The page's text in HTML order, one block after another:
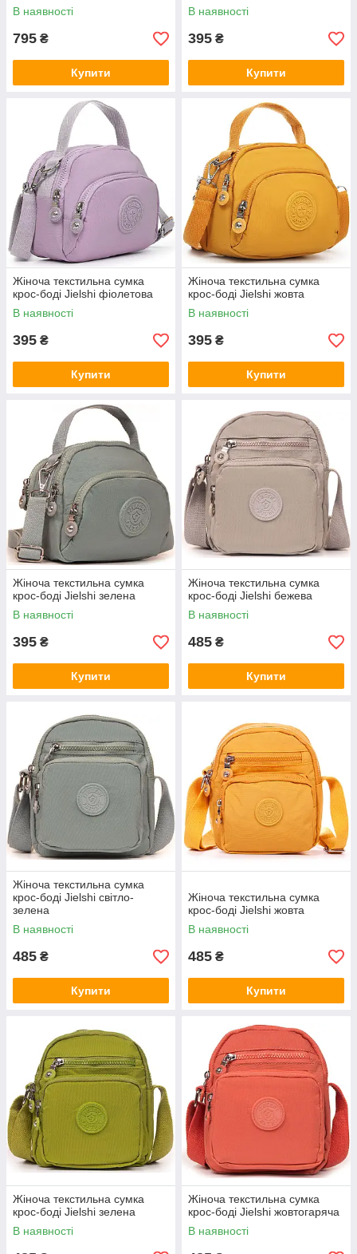
В наявності
795 ₴
Купити
В наявності
395 ₴
Купити
Жіноча текстильна сумка
крос-боді Jielshi фіолетова
В наявності
395 ₴
Купити
Жіноча текстильна сумка
крос-боді Jielshi жовта
В наявності
395 ₴
Купити
Жіноча текстильна сумка
крос-боді Jielshi зелена
В наявності
395 ₴
Купити
Жіноча текстильна сумка
крос-боді Jielshi бежева
В наявності
485 ₴
Купити
Жіноча текстильна сумка
крос-боді Jielshi світло-
зелена
В наявності
485 ₴
Купити
Жіноча текстильна сумка
крос-боді Jielshi жовта
В наявності
485 ₴
Купити
Жіноча текстильна сумка
крос-боді Jielshi зелена
В наявності
Жіноча текстильна сумка
крос-боді Jielshi жовтогаряча
В наявності